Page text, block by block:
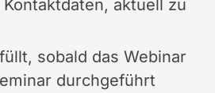
aktuell zu
sobald das Webinar
durchgeführt